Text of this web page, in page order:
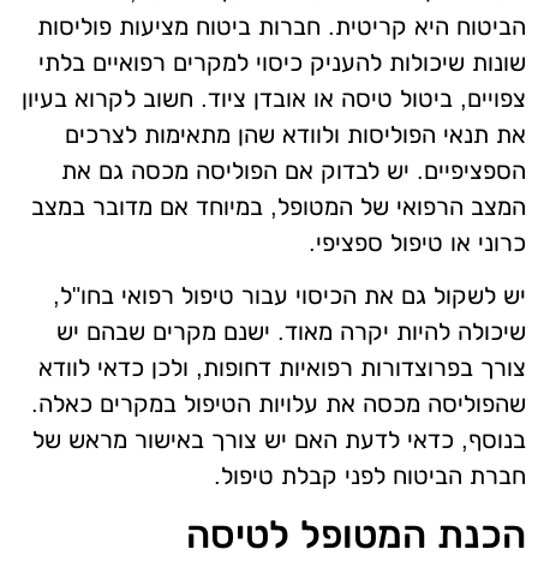
הביטוח היא קריטית. חברות ביטוח מציעות פוליסות
שונות שיכולות להעניק כיסוי למקרים רפואיים בלתי
צפויים, ביטול טיסה או אובדן ציוד. חשוב לקרוא בעיון
את תנאי הפוליסות ולוודא שהן מתאימות לצרכים
הספציפיים. יש לבדוק אם הפוליסה מכסה גם את
המצב הרפואי של המטופל, במיוחד אם מדובר במצב
כרוני או טיפול ספציפי.
יש לשקול גם את הכיסוי עבור טיפול רפואי בחו"ל,
שיכולה להיות יקרה מאוד. ישנם מקרים שבהם יש
צורך בפרוצדורות רפואיות דחופות, ולכן כדאי לוודא
שהפוליסה מכסה את עלויות הטיפול במקרים כאלה.
בנוסף, כדאי לדעת האם יש צורך באישור מראש של
חברת הביטוח לפני קבלת טיפול.
הכנת המטופל לטיסה